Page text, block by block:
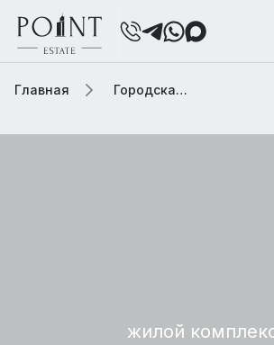
Главная Городская элитная недвижимость
жилой